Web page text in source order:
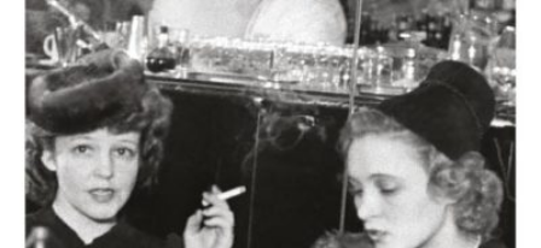
LIRE LA SUITE